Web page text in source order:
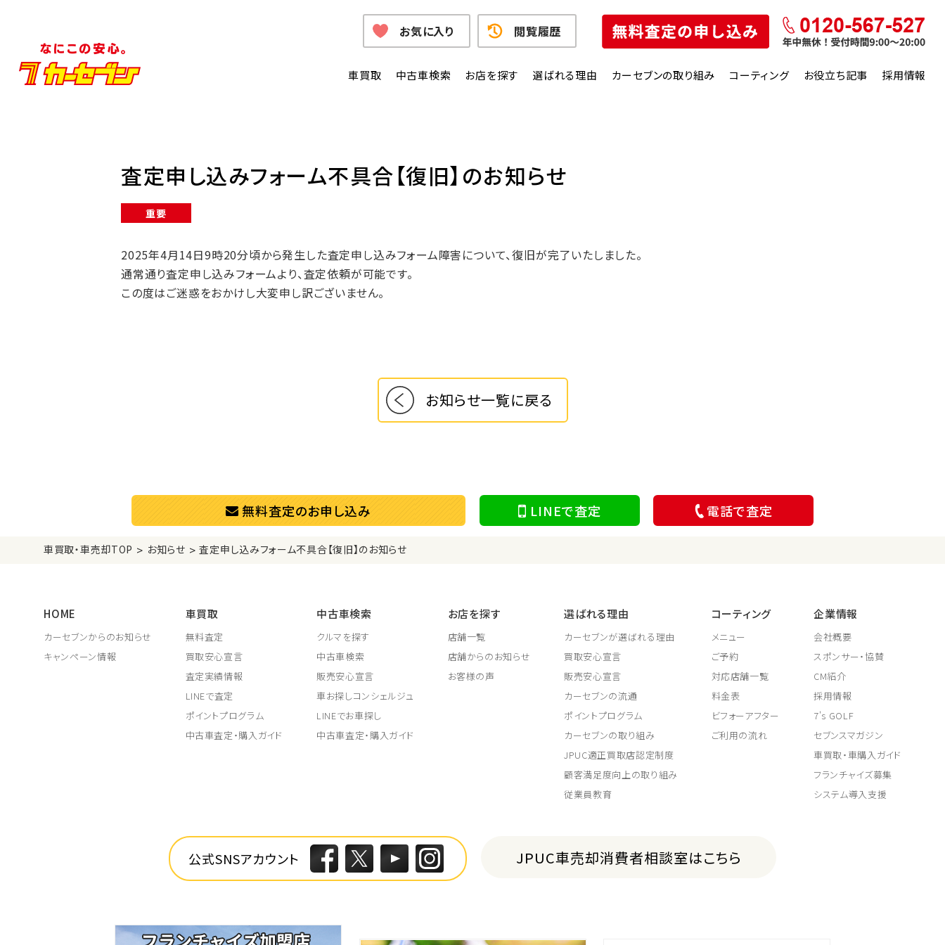
無料査定のお申し込み LINEで査定 電話で査定
車買取 中古車検索 お店を探す 選ばれる理由 カーセブンの取り組み コーティング お役立ち記事 採用情報
お気に入り 閲覧履歴
査定申し込みフォーム不具合【復旧】のお知らせ
重要
2025年4月14日9時20分頃から発生した査定申し込みフォーム障害について、復旧が完了いたしました。
通常通り査定申し込みフォームより、査定依頼が可能です。
この度はご迷惑をおかけし大変申し訳ございません。
お知らせ一覧に戻る
車買取・車売却TOP > お知らせ > 査定申し込みフォーム不具合【復旧】のお知らせ
HOME
カーセブンからのお知らせ
キャンペーン情報
車買取
無料査定
買取安心宣言
査定実績情報
LINEで査定
ポイントプログラム
中古車査定・購入ガイド
中古車検索
クルマを探す
中古車検索
販売安心宣言
車お探しコンシェルジュ
LINEでお車探し
中古車査定・購入ガイド
お店を探す
店舗一覧
店舗からのお知らせ
お客様の声
選ばれる理由
カーセブンが選ばれる理由
買取安心宣言
販売安心宣言
カーセブンの流通
ポイントプログラム
カーセブンの取り組み
JPUC適正買取店認定制度
顧客満足度向上の取り組み
従業員教育
コーティング
メニュー
ご予約
対応店舗一覧
料金表
ビフォーアフター
ご利用の流れ
企業情報
会社概要
スポンサー・協賛
CM紹介
採用情報
7's GOLF
セブンスマガジン
車買取・車購入ガイド
フランチャイズ募集
システム導入支援
公式SNSアカウント JPUC車売却消費者相談室はこちら